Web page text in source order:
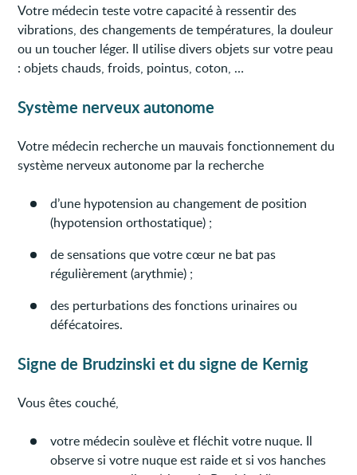
Votre médecin teste votre capacité à ressentir des
vibrations, des changements de températures, la douleur
ou un toucher léger. Il utilise divers objets sur votre peau
: objets chauds, froids, pointus, coton, …
Système nerveux autonome
Votre médecin recherche un mauvais fonctionnement du
système nerveux autonome par la recherche
d’une hypotension au changement de position
(hypotension orthostatique) ;
de sensations que votre cœur ne bat pas
régulièrement (arythmie) ;
des perturbations des fonctions urinaires ou
défécatoires.
Signe de Brudzinski et du signe de Kernig
Vous êtes couché,
votre médecin soulève et fléchit votre nuque. Il
observe si votre nuque est raide et si vos hanches